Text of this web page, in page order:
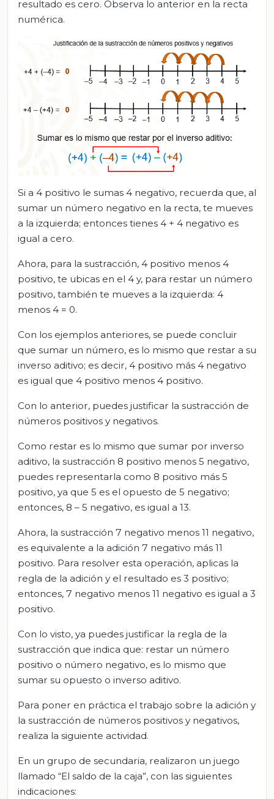
resultado es cero. Observa lo anterior en la recta
numérica.
Si a 4 positivo le sumas 4 negativo, recuerda que, al
sumar un número negativo en la recta, te mueves
a la izquierda; entonces tienes 4 + 4 negativo es
igual a cero.
Ahora, para la sustracción, 4 positivo menos 4
positivo, te ubicas en el 4 y, para restar un número
positivo, también te mueves a la izquierda: 4
menos 4 = 0.
Con los ejemplos anteriores, se puede concluir
que sumar un número, es lo mismo que restar a su
inverso aditivo; es decir, 4 positivo más 4 negativo
es igual que 4 positivo menos 4 positivo.
Con lo anterior, puedes justificar la sustracción de
números positivos y negativos.
Como restar es lo mismo que sumar por inverso
aditivo, la sustracción 8 positivo menos 5 negativo,
puedes representarla como 8 positivo más 5
positivo, ya que 5 es el opuesto de 5 negativo;
entonces, 8 – 5 negativo, es igual a 13.
Ahora, la sustracción 7 negativo menos 11 negativo,
es equivalente a la adición 7 negativo más 11
positivo. Para resolver esta operación, aplicas la
regla de la adición y el resultado es 3 positivo;
entonces, 7 negativo menos 11 negativo es igual a 3
positivo.
Con lo visto, ya puedes justificar la regla de la
sustracción que indica que: restar un número
positivo o número negativo, es lo mismo que
sumar su opuesto o inverso aditivo.
Para poner en práctica el trabajo sobre la adición y
la sustracción de números positivos y negativos,
realiza la siguiente actividad.
En un grupo de secundaria, realizaron un juego
llamado “El saldo de la caja”, con las siguientes
indicaciones: